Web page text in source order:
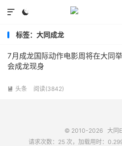


标签：大同成龙
7月成龙国际动作电影周将在大同
会成龙现身
 头条 阅读(3842)
© 2010-2026 大同
请求次数：25 次，加载用时：